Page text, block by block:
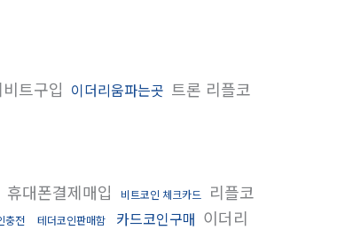
트구입 이더리움파는곳 트론 리플코
휴대폰결제매입 비트코인 체크카드
리플코
충전 테더코인판매함 카드코인구매 이더리